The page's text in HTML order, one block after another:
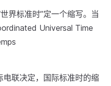
界标准时”定一个缩写。当
Universal Time
联决定，国际标准时的缩